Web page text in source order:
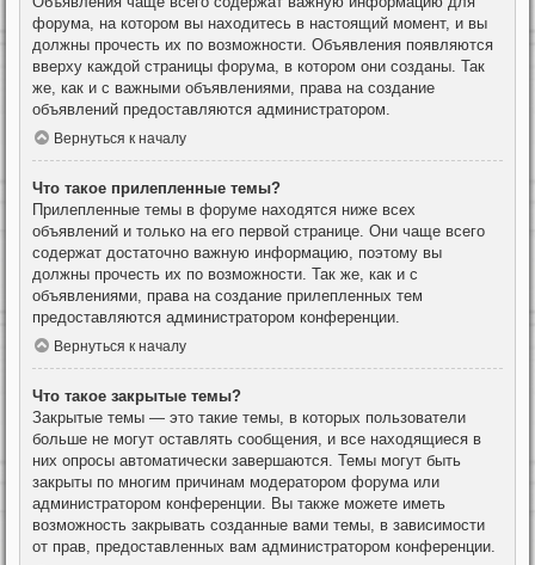
форума, на котором вы находитесь в настоящий момент, и вы
должны прочесть их по возможности. Объявления появляются
вверху каждой страницы форума, в котором они созданы. Так
же, как и с важными объявлениями, права на создание
объявлений предоставляются администратором.
Вернуться к началу
Что такое прилепленные темы?
Прилепленные темы в форуме находятся ниже всех
объявлений и только на его первой странице. Они чаще всего
содержат достаточно важную информацию, поэтому вы
должны прочесть их по возможности. Так же, как и с
объявлениями, права на создание прилепленных тем
предоставляются администратором конференции.
Вернуться к началу
Что такое закрытые темы?
Закрытые темы — это такие темы, в которых пользователи
больше не могут оставлять сообщения, и все находящиеся в
них опросы автоматически завершаются. Темы могут быть
закрыты по многим причинам модератором форума или
администратором конференции. Вы также можете иметь
возможность закрывать созданные вами темы, в зависимости
от прав, предоставленных вам администратором конференции.